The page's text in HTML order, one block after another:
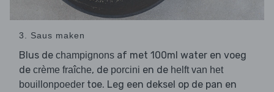
3. Saus maken
Blus de champignons af met 100ml water en voeg
de crème fraîche, de porcini en de helft van het
bouillonpoeder toe. Leg een deksel op de pan en